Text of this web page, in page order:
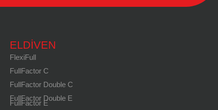
ELDIVEN
FlexiFull
FullFactor C
FullFactor Double C
FullFactor Double E
FullFactor E